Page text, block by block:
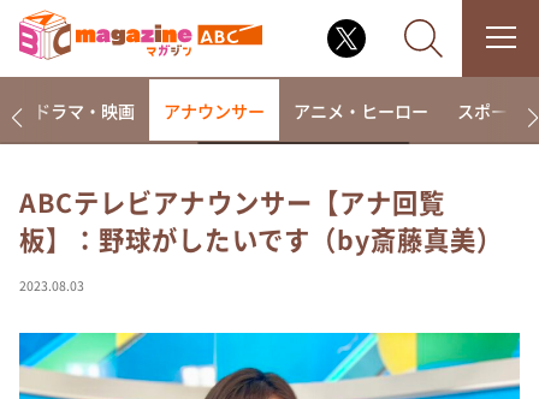
なるみ・岡村の過ぎるTV
相席食堂
～人生密着トークバラエティ！～ やすとものいたっ
て真剣です
ドラマ・映画 アナウンサー アニメ・ヒーロー スポーツ
ABCテレビアナウンサー【アナ回覧
板】：野球がしたいです（by斎藤真美）
2023.08.03